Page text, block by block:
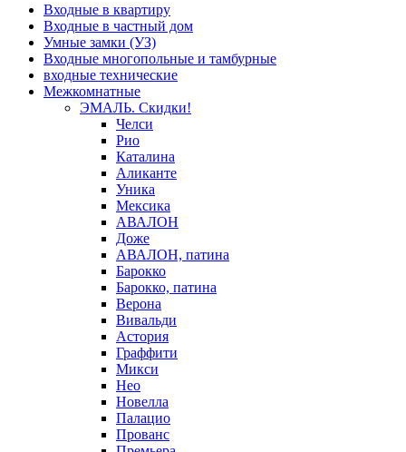
Входные в квартиру
Входные в частный дом
Умные замки (УЗ)
Входные многопольные и тамбурные
входные технические
Межкомнатные
ЭМАЛЬ. Скидки!
Челси
Рио
Каталина
Аликанте
Уника
Мексика
АВАЛОН
Доже
АВАЛОН, патина
Барокко
Барокко, патина
Верона
Вивальди
Астория
Граффити
Микси
Нео
Новелла
Палацио
Прованс